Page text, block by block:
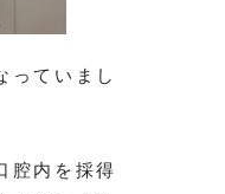
っていまし
腔内を採得